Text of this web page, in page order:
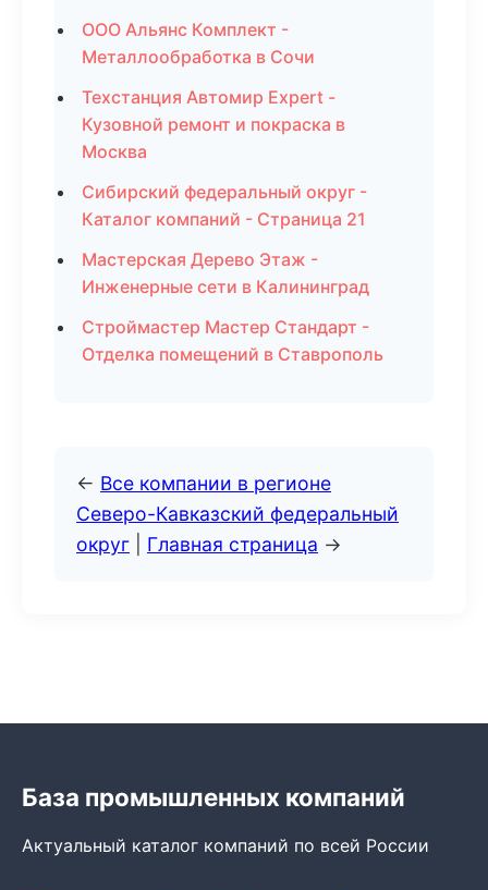
ООО Альянс Комплект -
Металлообработка в Сочи
Техстанция Автомир Expert -
Кузовной ремонт и покраска в
Москва
Сибирский федеральный округ -
Каталог компаний - Страница 21
Мастерская Дерево Этаж -
Инженерные сети в Калининград
Строймастер Мастер Стандарт -
Отделка помещений в Ставрополь
← Все компании в регионе
Северо-Кавказский федеральный
округ
Главная страница →
База промышленных компаний
Актуальный каталог компаний по всей России